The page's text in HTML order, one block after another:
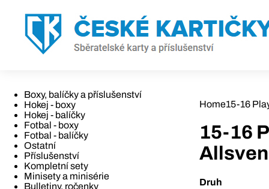
Boxy, balíčky a příslušenství
Hokej - boxy
Hokej - balíčky
Fotbal - boxy
Fotbal - balíčky
Ostatní
Příslušenství
Kompletní sety
Minisety a minisérie
Bulletiny, ročenky
Home15-16
15-16
Druh